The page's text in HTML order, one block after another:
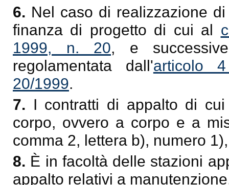
6. Nel caso di realizzazione
finanza di progetto di cui al
1999, n. 20, e
regolamentata dall'articolo
20/1999.
7. I contratti di appalto di
corpo, ovvero a corpo e a
comma 2, lettera b), numero
8. È in facoltà delle stazioni
appalto relativi a